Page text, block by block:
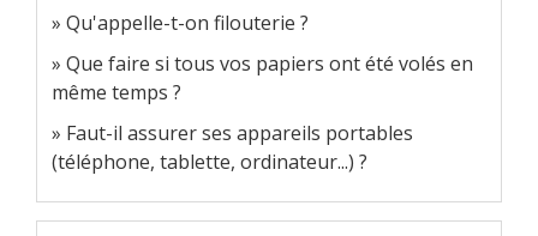
Qu'appelle-t-on filouterie ?
Que faire si tous vos papiers ont été volés en
même temps ?
Faut-il assurer ses appareils portables
(téléphone, tablette, ordinateur...) ?